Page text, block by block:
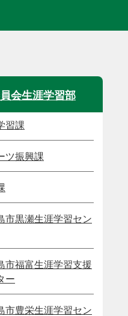
会生涯学習部
習課
ツ振興課
市黒瀬生涯学習セン
市福富生涯学習支援
ー
市豊栄生涯学習セン